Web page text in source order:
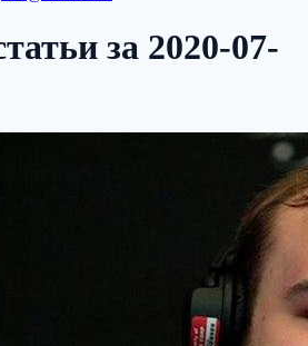
за 2020-07-